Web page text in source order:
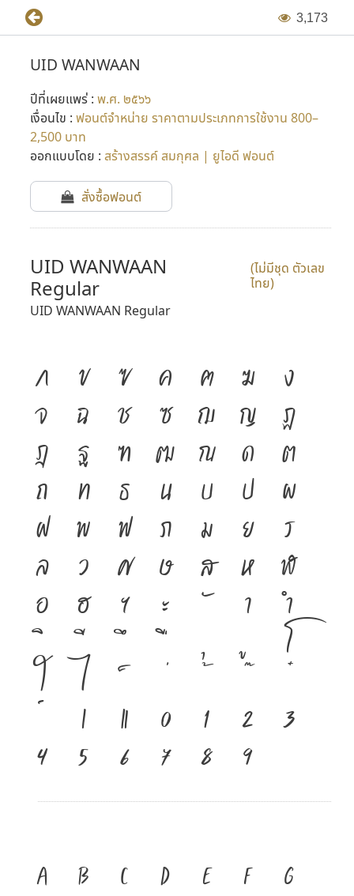
3,173
UID WANWAAN
ปีที่เผยแพร่ : พ.ศ. ๒๕๖๖
เงื่อนไข : ฟอนต์จำหน่าย ราคาตามประเภทการใช้งาน 800–
2,500 บาท
ออกแบบโดย : สร้างสรรค์ สมกุศล | ยูไอดี ฟอนต์
สั่งซื้อฟอนต์
UID WANWAAN
Regular
(ไม่มีชุด ตัวเลข
ไทย)
UID WANWAAN Regular
ก ข ฃ ค ฅ ฆ
ง
จ
ฉ ช ซ ฌ ญ
ฎ
ฏ
ฐ ฑ ฒ ณ ด
ต
ถ
ท ธ น บ ป
ผ
ฝ
พ ฟ ภ ม ย
ร
ล
ว ศ ษ ส ห
ฬ
อ
ฮ ฯ ะ า
ำ
โ
ใ
ไ
เ
แ ๐ ๑ ๒
๓
๔
๕ ๖ ๗ ๘ ๙
A B C D E F
G